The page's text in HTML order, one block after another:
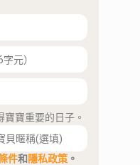
寶重要的日子。
件和隱私政策 。